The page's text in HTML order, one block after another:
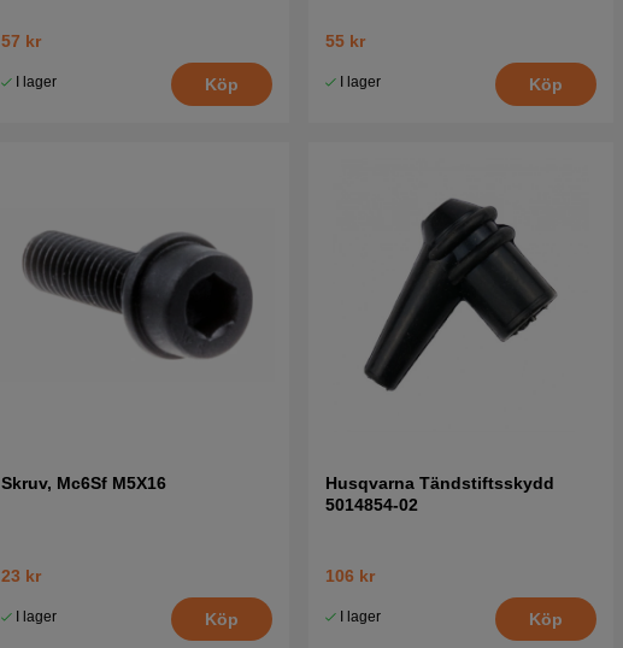
57 kr
I lager Köp
55 kr
I lager Köp
Skruv, Mc6Sf M5X16
23 kr
I lager Köp
Husqvarna Tändstiftsskydd
5014854-02
106 kr
I lager Köp